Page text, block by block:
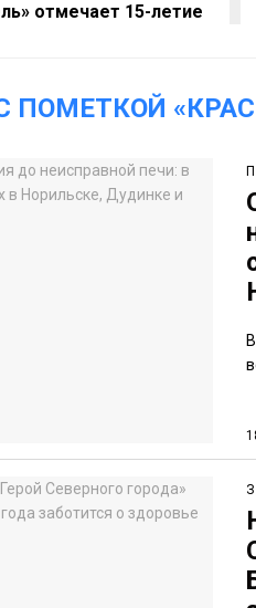
отмечает 15-летие
ПОМЕТКОЙ